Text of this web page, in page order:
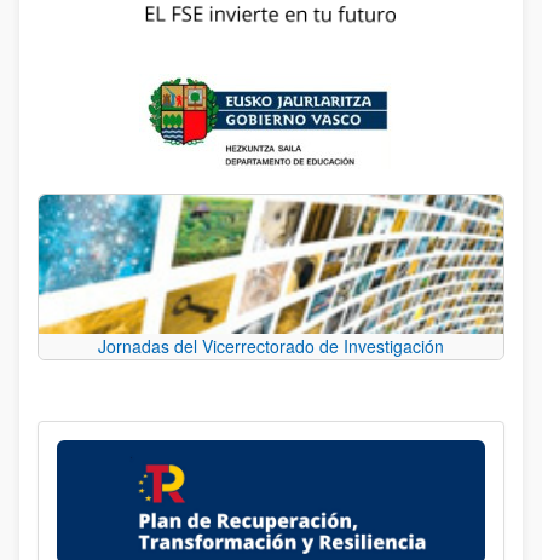
Jornadas del Vicerrectorado de Investigación